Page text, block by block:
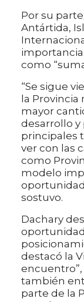
Por su
Antártida,
como
“Se sigue
la Provincia
mayor
desarrollo y
principales
ver con las
como
modelo
sostuvo.
Dachary
destacó la
también
parte de la